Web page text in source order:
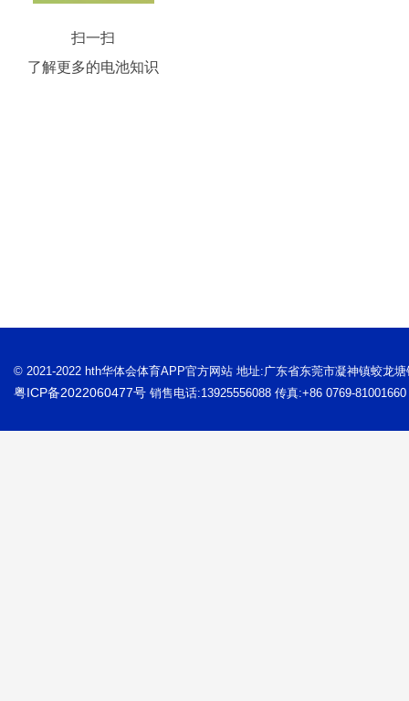
扫一扫
了解更多的电池知识
© 2021-2022 hth华体会体育APP官方网站 地址:广东省东莞市凝神镇蛟龙
粤ICP备2022060477号 销售电话:13925556088 传真:+86 0769-81001660